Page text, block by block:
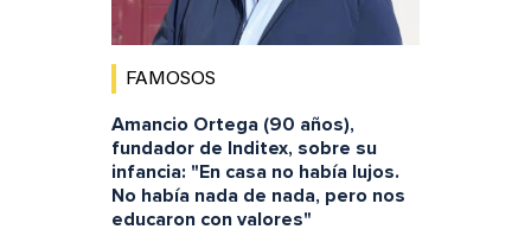
FAMOSOS
Amancio Ortega (90 años),
fundador de Inditex, sobre su
infancia: "En casa no había lujos.
No había nada de nada, pero nos
educaron con valores"